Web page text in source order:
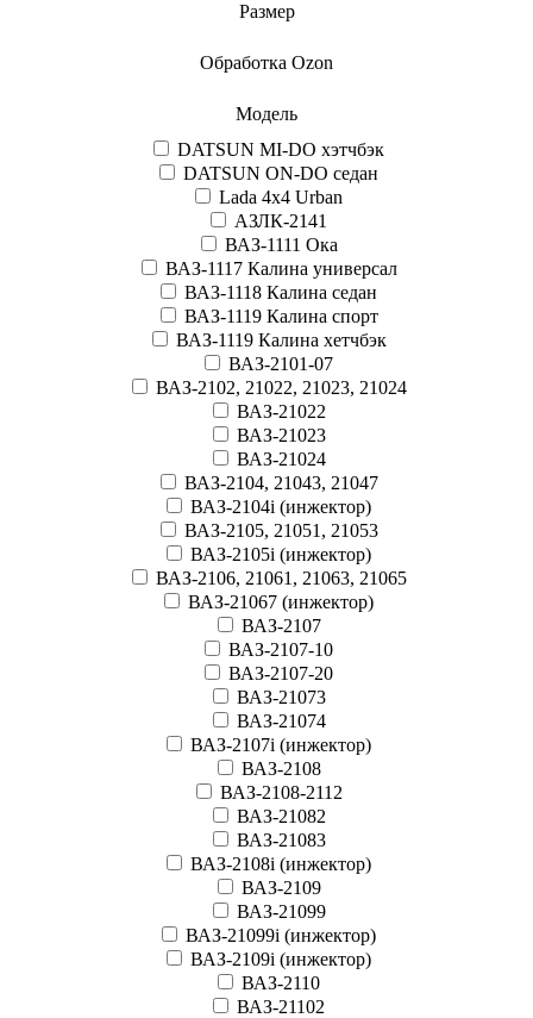
Размер
Обработка Ozon
Модель
DATSUN MI-DO хэтчбэк
DATSUN ON-DO седан
Lada 4x4 Urban
АЗЛК-2141
ВАЗ-1111 Ока
ВАЗ-1117 Калина универсал
ВАЗ-1118 Калина седан
ВАЗ-1119 Калина спорт
ВАЗ-1119 Калина хетчбэк
ВАЗ-2101-07
ВАЗ-2102, 21022, 21023, 21024
ВАЗ-21022
ВАЗ-21023
ВАЗ-21024
ВАЗ-2104, 21043, 21047
ВАЗ-2104i (инжектор)
ВАЗ-2105, 21051, 21053
ВАЗ-2105i (инжектор)
ВАЗ-2106, 21061, 21063, 21065
ВАЗ-21067 (инжектор)
ВАЗ-2107
ВАЗ-2107-10
ВАЗ-2107-20
ВАЗ-21073
ВАЗ-21074
ВАЗ-2107i (инжектор)
ВАЗ-2108
ВАЗ-2108-2112
ВАЗ-21082
ВАЗ-21083
ВАЗ-2108i (инжектор)
ВАЗ-2109
ВАЗ-21099
ВАЗ-21099i (инжектор)
ВАЗ-2109i (инжектор)
ВАЗ-2110
ВАЗ-21102